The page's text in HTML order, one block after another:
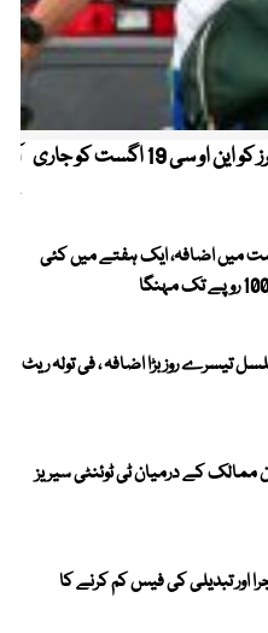
کیریبین پریمیئر لیگ ، قومی کرکٹرز کو این او سی 19 اگست کو جاری
میں اضافہ، ایک ہفتے میں کئی
تیسرے روز بڑا اضافہ ، فی تولہ ریٹ
کے میزبان ممالک کے درمیان ٹی ٹوئنٹی سیریز
اور تبدیلی کی فیس کم کرنے کا